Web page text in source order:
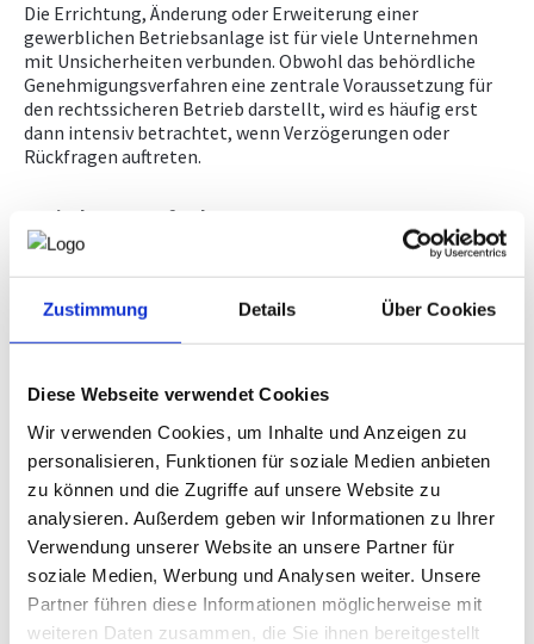
Zustimmung Details Über Cookies
Diese Webseite verwendet Cookies
Wir verwenden Cookies, um Inhalte und Anzeigen zu
personalisieren, Funktionen für soziale Medien anbieten
zu können und die Zugriffe auf unsere Website zu
analysieren. Außerdem geben wir Informationen zu Ihrer
Verwendung unserer Website an unsere Partner für
soziale Medien, Werbung und Analysen weiter. Unsere
Partner führen diese Informationen möglicherweise mit
weiteren Daten zusammen, die Sie ihnen bereitgestellt
WETTBEWERBE
KAMPAGNE
Die Errichtung, Änderung oder Erweiterung einer
gewerblichen Betriebsanlage ist für viele Unternehmen
mit Unsicherheiten verbunden. Obwohl das behördliche
Genehmigungsverfahren eine zentrale Voraussetzung für
den rechtssicheren Betrieb darstellt, wird es häufig erst
dann intensiv betrachtet, wenn Verzögerungen oder
Rückfragen auftreten.
Typische Herausforderungen
Aus der Ingenieurpraxis zeigt sich, dass
Genehmigungsverfahren vor allem deshalb länger dauern
oder kompliziert werden, weil die
Genehmigungsanforderungen im Vorfeld nicht vollständig
geklärt werden. Unvollständige Einreichunterlagen,
Abgrenzung genehmigungsrelevanter Themen führen
seitens der Behörde.
Ein weiterer häufiger Fehler liegt in der Annahme, dass
bestehende Betriebsanlagen bei Änderungen oder
Erweiterungen automatisch genehmigungskonform
bleiben. In der Praxis lösen schon vermeintlich kleine
Anpassungen – etwa an Maschinen, Produktionsabläufen
oder Lagerkonzepten – neue genehmigungsrechtliche
Prüfungen aus. Auch brandschutz- oder